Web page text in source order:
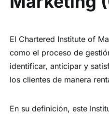
El Chartered Institute of
como el proceso de
identificar, anticipar y
los clientes de manera
En su definición, este